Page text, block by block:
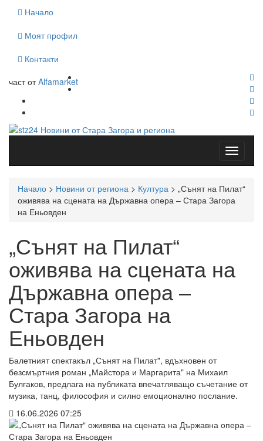
Начало
Моят профил
Контакти
част отAlfamarket
Начало > Новини от региона > Култура > „Сънят на Пилат“
оживява на сцената на Държавна опера – Стара Загора
на Еньовден
„Сънят на Пилат“
оживява на сцената на
Държавна опера –
Стара Загора на
Еньовден
Балетният спектакъл „Сънят на Пилат", вдъхновен от
безсмъртния роман „Майстора и Маргарита" на Михаил
Булгаков, предлага на публиката впечатляващо съчетание от
музика, танц, философия и силно емоционално послание.
16.06.2026 07:25